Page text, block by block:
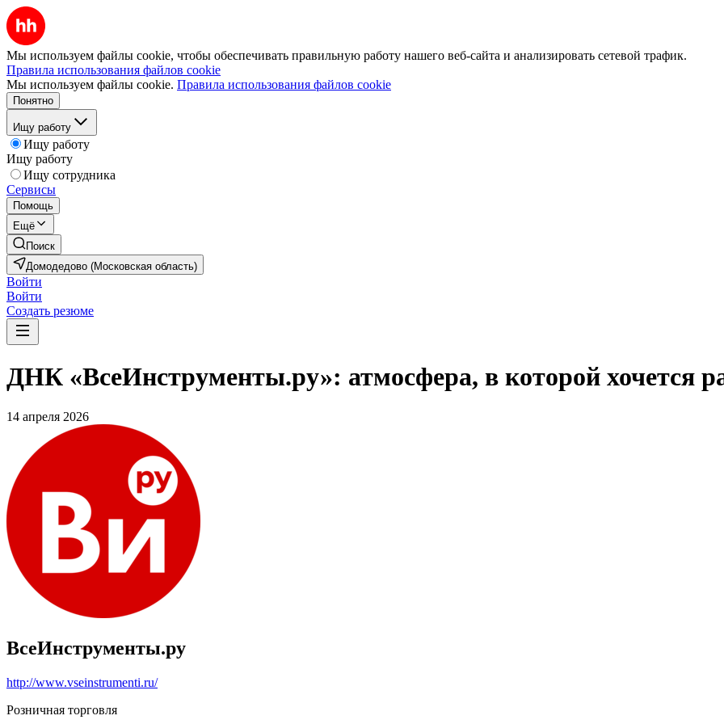
Мы используем файлы cookie, чтобы обеспечивать правильную работу нашего веб-сайта и анализировать сетевой трафик.
Правила использования файлов cookie
Мы используем файлы cookie. Правила использования файлов cookie
Понятно
Ищу работу
Ищу работу
Ищу работу
Ищу сотрудника
Сервисы
Помощь
Ещё
Поиск
Домодедово (Московская область)
Войти
Войти
Создать резюме
ДНК «ВсеИнструменты.ру»: атмосфера, в которой хочется
14 апреля 2026
ВсеИнструменты.ру
http://www.vseinstrumenti.ru/
Розничная торговля